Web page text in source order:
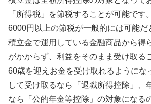
「所得税」を節税することが可能です。
6000円以上の節税が一般的には可能だ
積立金で運用している金融商品から得
がかからず、利益をそのまま受け取る
60歳を迎えお金を受け取れるようにな
して受け取るなら「退職所得控除」、
なら「公的年金等控除」の対象になる